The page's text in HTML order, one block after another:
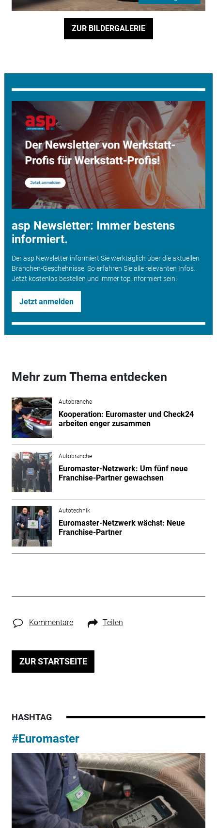
ZUR BILDERGALERIE
asp Newsletter: Immer bestens
informiert.
Der asp Newsletter informiert Sie werktäglich über die aktuellen
Branchen-Geschehnisse. So erfahren Sie alle relevanten Infos.
Jetzt kostenlos bestellen und immer top informiert sein!
Jetzt anmelden
Mehr zum Thema entdecken
Autobranche
Kooperation: Euromaster und Check24
arbeiten enger zusammen
Autobranche
Euromaster-Netzwerk: Um fünf neue
Franchise-Partner gewachsen
Autotechnik
Euromaster-Netzwerk wächst: Neue
Franchise-Partner
Kommentare Teilen
ZUR STARTSEITE
HASHTAG
#Euromaster